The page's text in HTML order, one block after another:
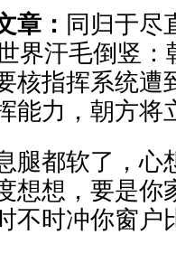
章： 同归于尽
界汗毛倒竖
指挥系统遭
能力，朝方将
腿都软了，心
想想，要是你
不时冲你窗户